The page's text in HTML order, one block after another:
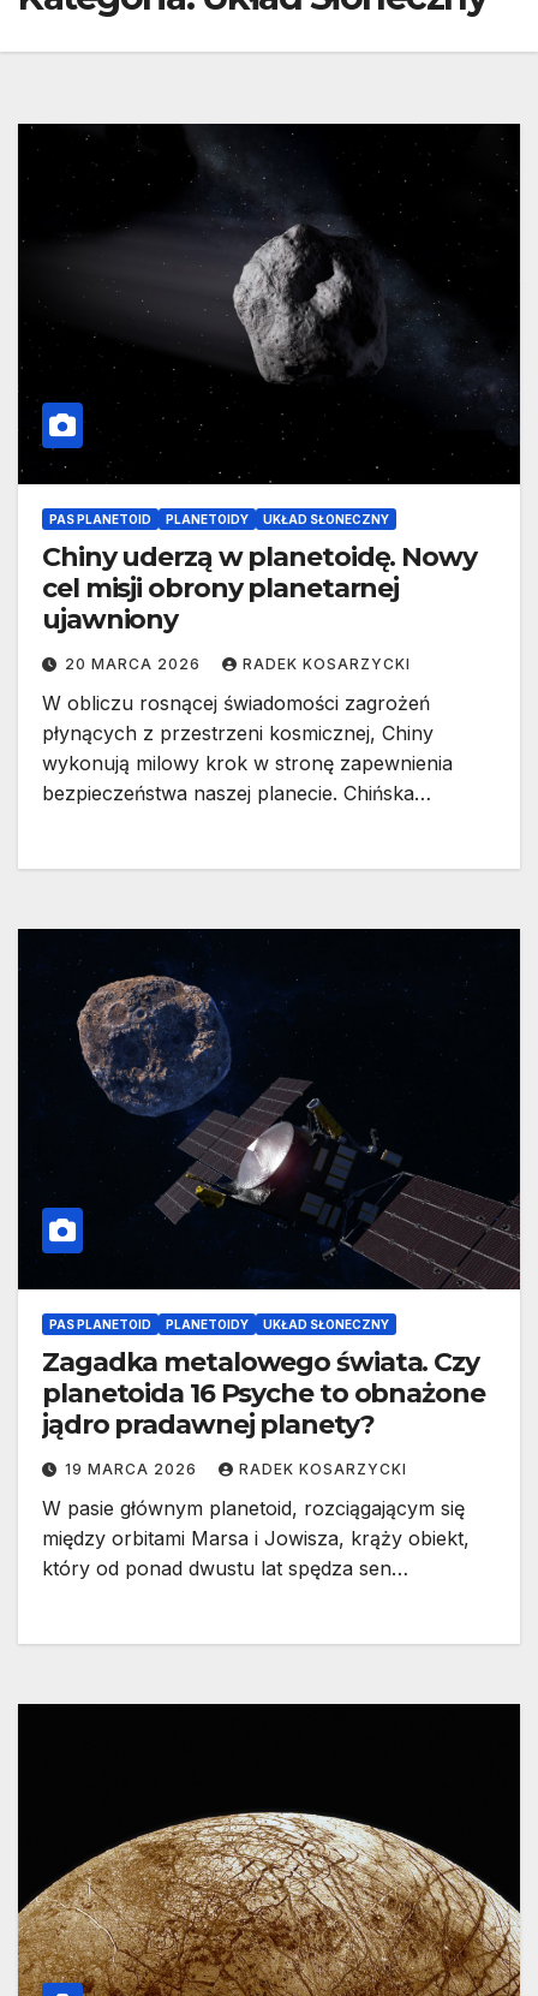
PAS PLANETOID PLANETOIDY UKŁAD SŁONECZNY
Chiny uderzą w planetoidę. Nowy
cel misji obrony planetarnej
ujawniony
20 MARCA 2026 RADEK KOSARZYCKI
W obliczu rosnącej świadomości zagrożeń
płynących z przestrzeni kosmicznej, Chiny
wykonują milowy krok w stronę zapewnienia
bezpieczeństwa naszej planecie. Chińska…
PAS PLANETOID PLANETOIDY UKŁAD SŁONECZNY
Zagadka metalowego świata. Czy
planetoida 16 Psyche to obnażone
jądro pradawnej planety?
19 MARCA 2026 RADEK KOSARZYCKI
W pasie głównym planetoid, rozciągającym się
między orbitami Marsa i Jowisza, krąży obiekt,
który od ponad dwustu lat spędza sen…